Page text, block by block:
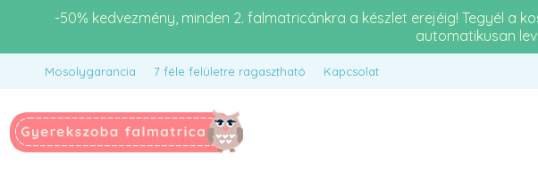
-50% kedvezmény, minden 2. falmatricánkra a készlet erejéig! Tegyél a
automatikusan
Mosolygarancia 7 féle felületre ragasztható Kapcsolat